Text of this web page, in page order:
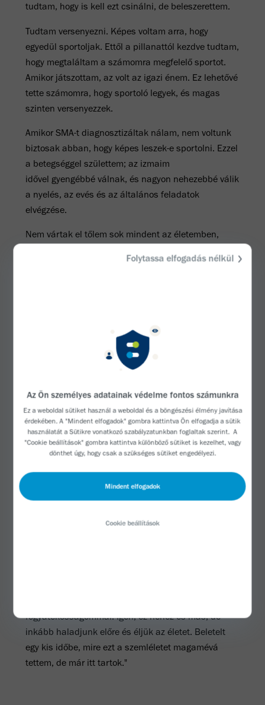
Az Ön személyes adatainak védelme fontos számunkra
Ez a weboldal sütiket használ a weboldal és a böngészési élmény javítása
érdekében. A "Mindent elfogadok" gombra kattintva Ön elfogadja a sütik
használatát a Sütikre vonatkozószabályzatunkban foglaltak szerint. A
"Cookie beállítások" gombra kattintva különböző sütiket is kezelhet, vagy
dönthet úgy, hogy csak a szükséges sütiket engedélyezi.
Mindent elfogadok
Cookie beállítások
Folytassa elfogadás nélkül
tudtam, hogy is kell ezt csinálni, de beleszerettem.
Tudtam versenyezni. Képes voltam arra, hogy
egyedül sportoljak. Ettől a pillanattól kezdve tudtam,
hogy megtaláltam a számomra megfelelő sportot.
Amikor játszottam, az volt az igazi énem. Ez lehetővé
tette számomra, hogy sportoló legyek, és magas
szinten versenyezzek.
Amikor SMA-t diagnosztizáltak nálam, nem voltunk
biztosak abban, hogy képes leszek-e sportolni. Ezzel
a betegséggel születtem; az izmaim
idővel gyengébbé válnak, és nagyon nehezebbé válik
a nyelés, az evés és az általános feladatok
elvégzése.
Nem vártak el tőlem sok mindent az életemben,
folyamatosan feszegetni a határaimat. Mindig
így igazából együtt tanultunk. Ő a legfőbb
motiválóm, és egyben a legnagyobb rajongóm is.
Szuperek voltunk, egy igazi egység. Együtt tanultunk
bajnokságot. Most is együtt készülünk az ötödikre,
ami két hét múlva lesz. Szóval, ez nagyon klassz.
Minden csapat, amelyben szerepeltem, nagyon
összetartó volt, legyen szó a minnesotai
válogatottjáról. A pályán kívül ritkán beszélünk
fociról, a legkülönfélébb dolgokról csevegünk. Mi
fogyatékosságommal. Igen, ez nehéz és más, de
inkább haladjunk előre és éljük az életet. Beletelt
egy kis időbe, mire ezt a szemléletet magamévá
tettem, de már itt tartok."